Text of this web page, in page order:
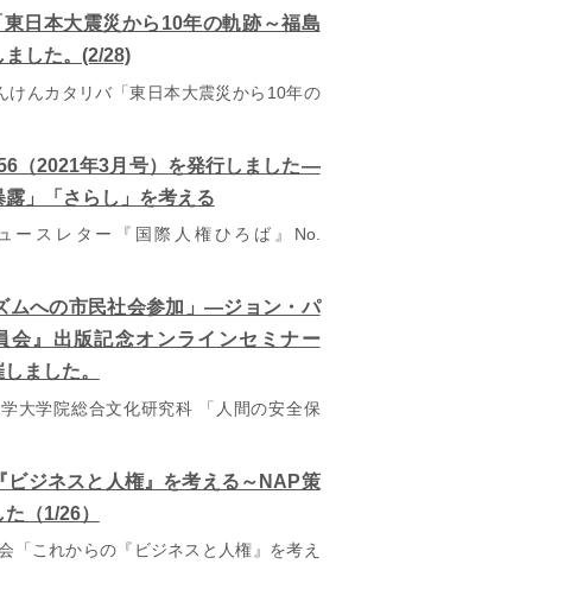
日本大震災から10年の軌跡～福島
した。(2/28)
んカタリバ「東日本大震災から10年の
（2021年3月号）を発行しました―
」「さらし」を考える
スレター『国際人権ひろば』No.
ムへの市民社会参加」―ジョン・パ
会』出版記念オンラインセミナー
ました。
大学院総合文化研究科 「人間の安全保
ビジネスと人権』を考える～NAP策
（1/26）
これからの『ビジネスと人権』を考え